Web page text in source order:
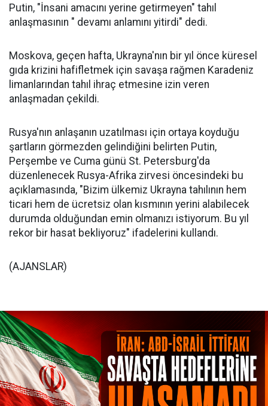
Putin, "İnsani amacını yerine getirmeyen" tahıl
anlaşmasının " devamı anlamını yitirdi" dedi.
Moskova, geçen hafta, Ukrayna'nın bir yıl önce küresel
gıda krizini hafifletmek için savaşa rağmen Karadeniz
limanlarından tahıl ihraç etmesine izin veren
anlaşmadan çekildi.
Rusya'nın anlaşanın uzatılması için ortaya koyduğu
şartların görmezden gelindiğini belirten Putin,
Perşembe ve Cuma günü St. Petersburg'da
düzenlenecek Rusya-Afrika zirvesi öncesindeki bu
açıklamasında, "Bizim ülkemiz Ukrayna tahılının hem
ticari hem de ücretsiz olan kısmının yerini alabilecek
durumda olduğundan emin olmanızı istiyorum. Bu yıl
rekor bir hasat bekliyoruz" ifadelerini kullandı.
(AJANSLAR)